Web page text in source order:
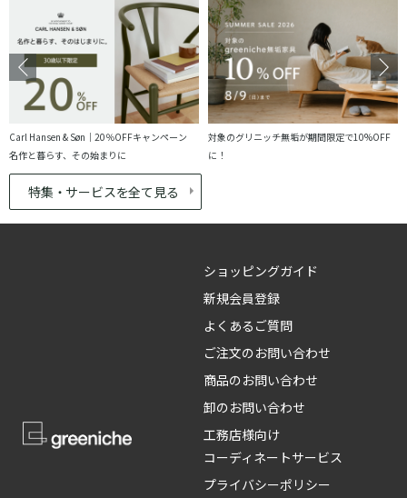
Carl Hansen & Søn｜20％OFFキャンペーン
名作と暮らす、その始まりに
対象のグリニッチ無垢が期間限定で10%OFF
に！
特集・サービスを全て見る
ショッピングガイド
新規会員登録
よくあるご質問
ご注文のお問い合わせ
商品のお問い合わせ
卸のお問い合わせ
工務店様向け
コーディネートサービス
プライバシーポリシー